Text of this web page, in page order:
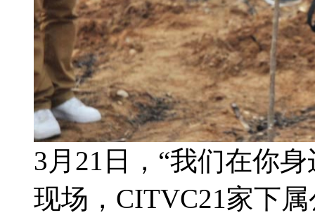
3月21日，“我们在你
现场，CITVC21家下